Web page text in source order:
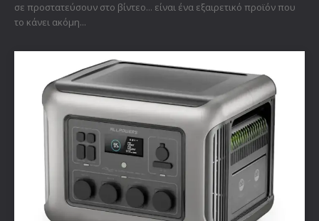
σε προστατεύσουν στο βίντεο... είναι ένα εξαιρετικό προϊόν που
το κάνει ακόμη...